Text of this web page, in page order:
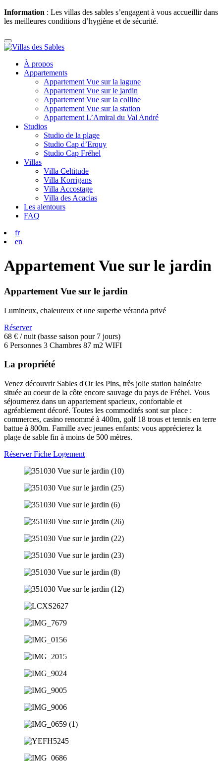
Information : Les villas des sables s’engagent à vous accueillir dans
les meilleures conditions d’hygiène et de sécurité.
À propos
Appartements
Appartement Vue sur la lagune
Appartement Vue sur le jardin
Appartement Vue sur la colline
Appartement Vue sur la station
Appartement L’Amiral du Val André
Studios
Studio de la plage
Studio Cap d’Erquy
Studio Cap Fréhel
Villas
Villa Celtitude
Villa Korrigans
Villa Accostage
Villa des Acacias
Les alentours
FAQ
fr
en
Appartement Vue sur le jardin
Appartement Vue sur le jardin
Lumineux, chaleureux et une superbe véranda privé
Réserver
68 € / nuit (basse saison pour 7 jours)
6 Personnes 3 Chambres 87 m2 WIFI
La propriété
Venez découvrir Sables d'Or les Pins, très jolie station balnéaire
située au coeur de la côte encore sauvage du pays de Fréhel. Vous
séjournerez dans un appartement spacieux, confortable et
agréablement décoré. Toutes les commodités sont sur place :
commerces, casino renommé à 400m, golf 18 trous et tennis en terre
battue à 800m. Famille avec jeunes enfants: vous apprécierez la
plage de sable fin à moins de 500 mètres.
RéserverFiche Logement